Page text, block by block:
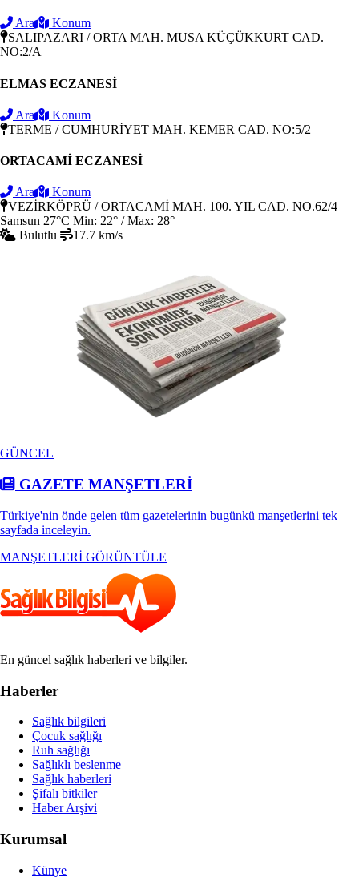
Ara
Konum
SALIPAZARI / ORTA MAH. MUSA KÜÇÜKKURT CAD.
NO:2/A
ELMAS ECZANESİ
Ara
Konum
TERME / CUMHURİYET MAH. KEMER CAD. NO:5/2
ORTACAMİ ECZANESİ
Ara
Konum
VEZİRKÖPRÜ / ORTACAMİ MAH. 100. YIL CAD. NO.62/4
Samsun 27°C Min: 22° / Max: 28°
Bulutlu
17.7 km/s
GÜNCEL
GAZETE MANŞETLERİ
Türkiye'nin önde gelen tüm gazetelerinin bugünkü manşetlerini tek
sayfada inceleyin.
MANŞETLERİ GÖRÜNTÜLE
En güncel sağlık haberleri ve bilgiler.
Haberler
Sağlık bilgileri
Çocuk sağlığı
Ruh sağlığı
Sağlıklı beslenme
Sağlık haberleri
Şifalı bitkiler
Haber Arşivi
Kurumsal
Künye